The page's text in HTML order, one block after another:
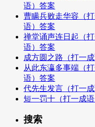
语）答案
曹瞒兵败走华容（
语）答案
禅堂诵声连日起（
语）答案
成方圆之路（打一
从此东瀛多事端（
语）答案
代先生发言（打一
短一罚十（打一成
搜索